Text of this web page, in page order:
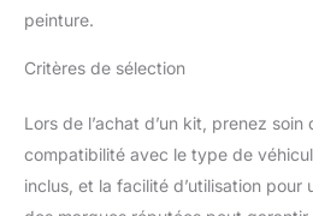
peinture.
Critères de sélection
Lors de l’achat d’un kit, prenez soin
compatibilité avec le type de
inclus, et la facilité d’utilisation pour